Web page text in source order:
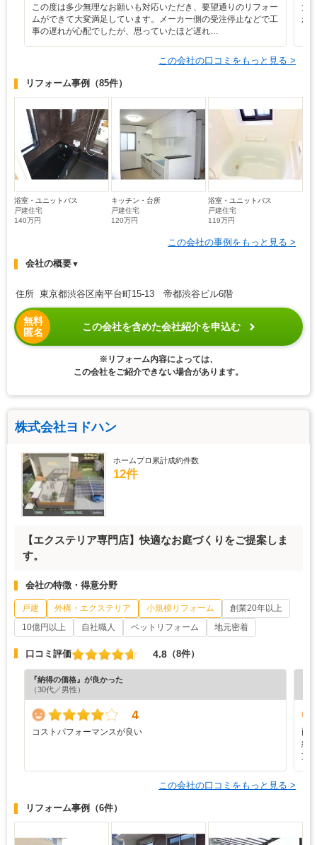
この度は多少無理なお願いも対応いただき、要望通りのリフォー
ムができて大変満足しています。メーカー側の受注停止などで工
事の遅れが心配でしたが、思っていたほど遅れ…
大
か
この会社の口コミをもっと見る >
リフォーム事例 （85件）
浴室・ユニットバス
戸建住宅
140万円
キッチン・台所
戸建住宅
120万円
浴室・ユニットバス
戸建住宅
119万円
この会社の事例をもっと見る >
会社の概要▼
住所 東京都渋谷区南平台町15-13 帝都渋谷ビル6階
無料
匿名
この会社を含めた会社紹介を申込む
※リフォーム内容によっては、
この会社をご紹介できない場合があります。
株式会社ヨドハン
ホームプロ累計成約件数
12件
【エクステリア専門店】快適なお庭づくりをご提案しま
す。
会社の特徴・得意分野
戸建 外構・エクステリア 小規模リフォーム
創業20年以上
10億円以上
自社職人 ペットリフォーム 地元密着
口コミ評価 4.8 （8件）
『納得の価格』が良かった
（30代／男性）
4
コストパフォーマンスが良い
雨
納
支
この会社の口コミをもっと見る >
リフォーム事例 （6件）